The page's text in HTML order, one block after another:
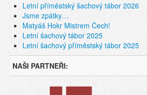
Letní příměstský šachový tábor 2026
Jsme zpátky…
Matyáš Hokr Mistrem Čech!
Letní šachový tábor 2025
Letní šachový příměstský tábor 2025
NAŠI PARTNEŘI: